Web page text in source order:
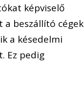
képviselő
a beszállító cégek
a késedelmi
Ez pedig